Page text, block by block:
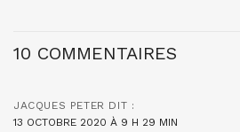
10 COMMENTAIRES
JACQUES PETER DIT :
13 OCTOBRE 2020 À 9 H 29 MIN